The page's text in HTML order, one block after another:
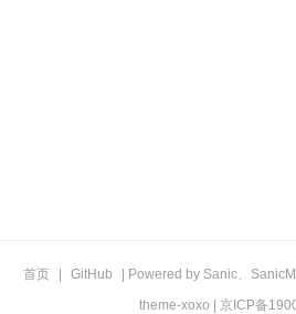
首页 GitHub | Powered by Sanic、
theme-xoxo
京ICP备